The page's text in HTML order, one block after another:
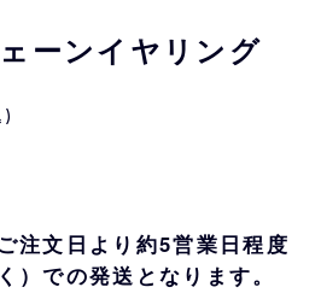
ーンイヤリング
)
注文日より約5営業日程度
）での発送となります。